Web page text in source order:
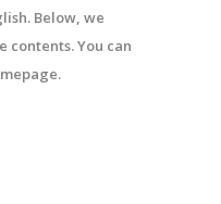
Below, we
contents. You can